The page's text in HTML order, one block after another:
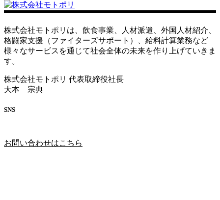
株式会社モトポリは、飲食事業、人材派遣、外国人材紹介、
格闘家支援（ファイターズサポート）、給料計算業務など
様々なサービスを通じて社会全体の未来を作り上げていきま
す。
株式会社モトポリ 代表取締役社長
大本 宗典
SNS
お問い合わせはこちら